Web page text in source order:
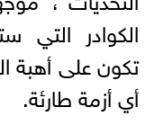
الكوادر التي
تكون على أهبة
أي أزمة طارئة.